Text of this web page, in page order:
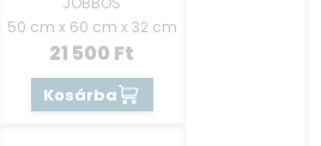
50 cm x 60 cm x 32 cm
21 500 Ft
Kosárba